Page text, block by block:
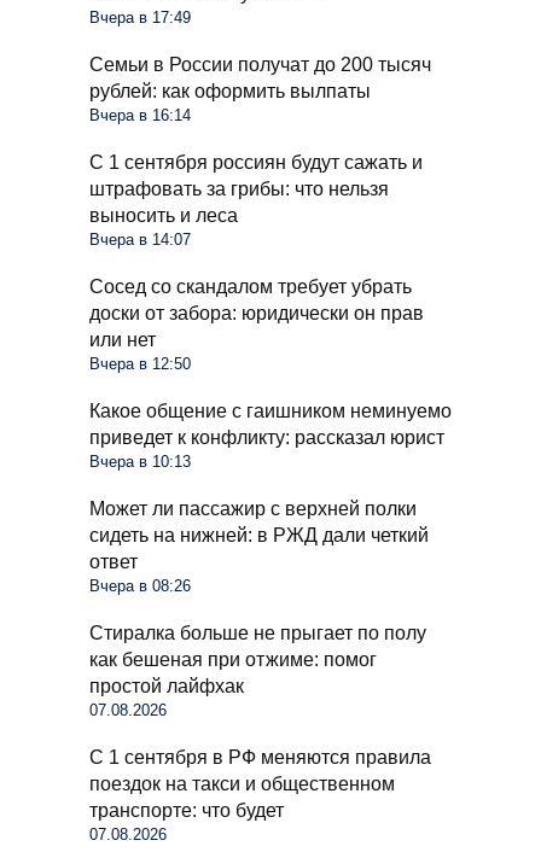
Вчера в 17:49
Семьи в России получат до 200 тысяч
рублей: как оформить вылпаты
Вчера в 16:14
С 1 сентября россиян будут сажать и
штрафовать за грибы: что нельзя
выносить и леса
Вчера в 14:07
Сосед со скандалом требует убрать
доски от забора: юридически он прав
или нет
Вчера в 12:50
Какое общение с гаишником неминуемо
приведет к конфликту: рассказал юрист
Вчера в 10:13
Может ли пассажир с верхней полки
сидеть на нижней: в РЖД дали четкий
ответ
Вчера в 08:26
Стиралка больше не прыгает по полу
как бешеная при отжиме: помог
простой лайфхак
07.08.2026
С 1 сентября в РФ меняются правила
поездок на такси и общественном
транспорте: что будет
07.08.2026